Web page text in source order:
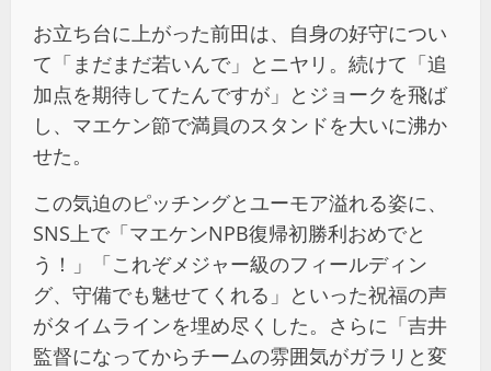
お立ち台に上がった前田は、自身の好守につい
て「まだまだ若いんで」とニヤリ。続けて「追
加点を期待してたんですが」とジョークを飛ば
し、マエケン節で満員のスタンドを大いに沸か
せた。
この気迫のピッチングとユーモア溢れる姿に、
SNS上で「マエケンNPB復帰初勝利おめでと
う！」「これぞメジャー級のフィールディン
グ、守備でも魅せてくれる」といった祝福の声
がタイムラインを埋め尽くした。さらに「吉井
監督になってからチームの雰囲気がガラリと変